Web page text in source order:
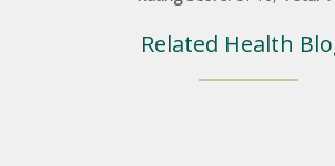
Related Health